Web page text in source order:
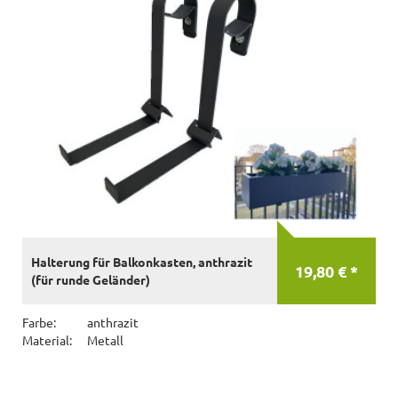
19,80 € *
Halterung für Balkonkasten, anthrazit
(für runde Geländer)
Farbe:
anthrazit
Material:
Metall